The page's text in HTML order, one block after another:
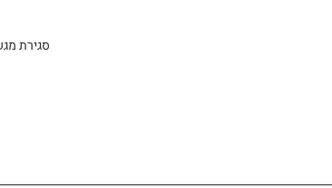
סגירת